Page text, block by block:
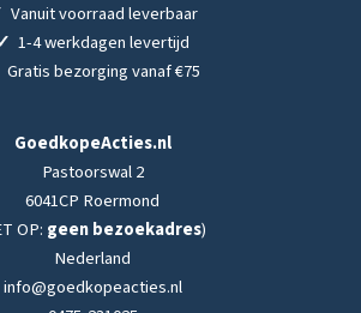
Vanuit voorraad leverbaar
1-4 werkdagen levertijd
Gratis bezorging vanaf €75
GoedkopeActies.nl
Pastoorswal 2
6041CP Roermond
OP: geen bezoekadres)
Nederland
info@goedkopeacties.nl